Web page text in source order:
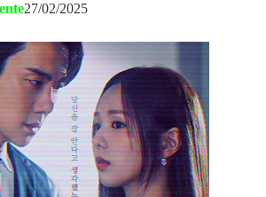
27/02/2025